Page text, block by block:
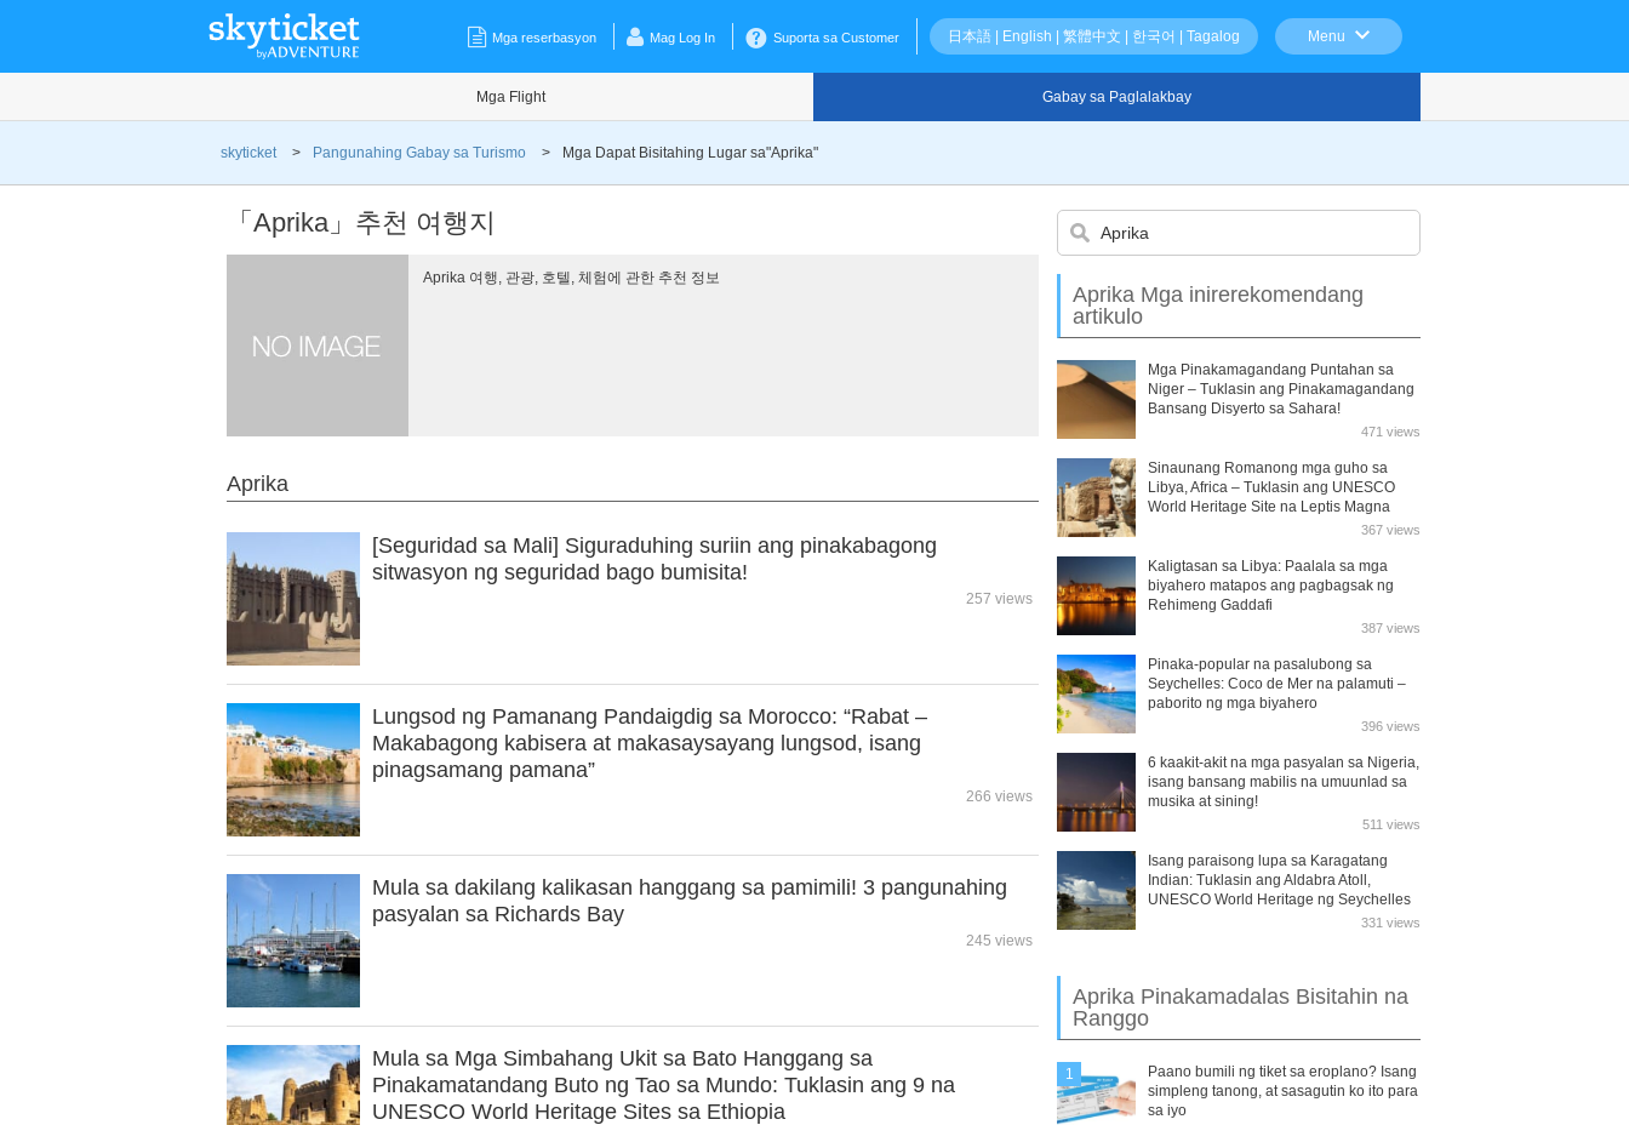
Mga reserbasyon Mag Log In Suporta sa Customer 日本語 English 繁體中文 한국어 Tagalog Menu
Mga Flight Gabay sa Paglalakbay
skyticket > Pangunahing Gabay sa Turismo > Mga Dapat Bisitahing Lugar sa"Aprika"
「Aprika」추천 여행지
Aprika 여행, 관광, 호텔, 체험에 관한 추천 정보
Aprika
[Seguridad sa Mali] Siguraduhing suriin ang pinakabagong
sitwasyon ng seguridad bago bumisita!
257 views
Lungsod ng Pamanang Pandaigdig sa Morocco: “Rabat –
Makabagong kabisera at makasaysayang lungsod, isang
pinagsamang pamana”
266 views
Mula sa dakilang kalikasan hanggang sa pamimili! 3 pangunahing
pasyalan sa Richards Bay
245 views
Mula sa Mga Simbahang Ukit sa Bato Hanggang sa
Pinakamatandang Buto ng Tao sa Mundo: Tuklasin ang 9 na
UNESCO World Heritage Sites sa Ethiopia
Aprika Mga inirerekomendang
artikulo
Mga Pinakamagandang Puntahan sa
Niger – Tuklasin ang Pinakamagandang
Bansang Disyerto sa Sahara!
471 views
Sinaunang Romanong mga guho sa
Libya, Africa – Tuklasin ang UNESCO
World Heritage Site na Leptis Magna
367 views
Kaligtasan sa Libya: Paalala sa mga
biyahero matapos ang pagbagsak ng
Rehimeng Gaddafi
387 views
Pinaka-popular na pasalubong sa
Seychelles: Coco de Mer na palamuti –
paborito ng mga biyahero
396 views
6 kaakit-akit na mga pasyalan sa Nigeria,
isang bansang mabilis na umuunlad sa
musika at sining!
511 views
Isang paraisong lupa sa Karagatang
Indian: Tuklasin ang Aldabra Atoll,
UNESCO World Heritage ng Seychelles
331 views
Aprika Pinakamadalas Bisitahin na
Ranggo
1
Paano bumili ng tiket sa eroplano? Isang
simpleng tanong, at sasagutin ko ito para
sa iyo